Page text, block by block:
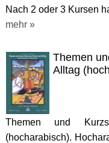
Nach 2 oder 3 Kursen
mehr »
Themen
Alltag
Themen und
(hocharabisch).